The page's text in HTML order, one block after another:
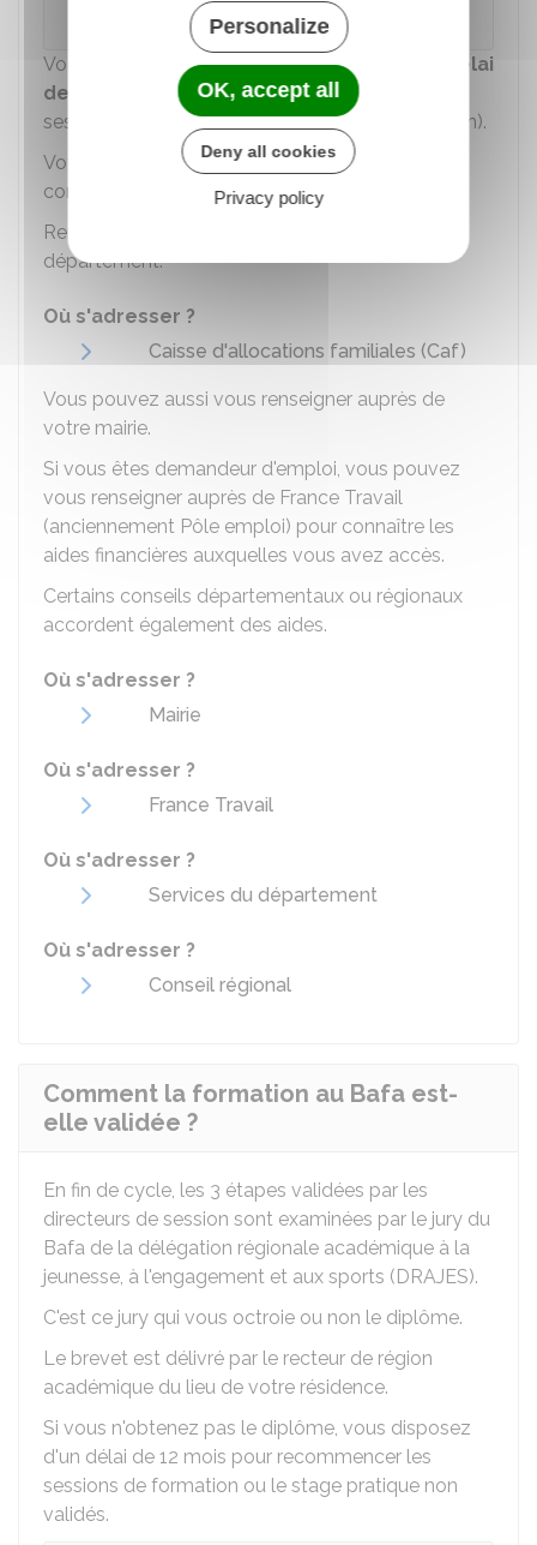
Caisse nationale des allocations familiales (Cnaf)
Vous devez envoyer votre demande dans un
délai
de 3 mois
maximum après votre inscription à la
session d'approfondissement (ou de qualification).
Votre Caf locale peut vous accorder une aide
complémentaire.
Renseignez-vous auprès de la Caf de votre
département.
Où s'adresser ?
Caisse d'allocations familiales (Caf)
Vous pouvez aussi vous renseigner auprès de
votre mairie.
Si vous êtes demandeur d'emploi, vous pouvez
vous renseigner auprès de France Travail
(anciennement Pôle emploi) pour connaître les
aides financières auxquelles vous avez accès.
Certains conseils départementaux ou régionaux
accordent également des aides.
Où s'adresser ?
Mairie
Où s'adresser ?
France Travail
Où s'adresser ?
Services du département
Où s'adresser ?
Conseil régional
Comment la formation au Bafa est-
elle validée ?
En fin de cycle, les 3 étapes validées par les
directeurs de session sont examinées par le jury du
Bafa de la délégation régionale académique à la
jeunesse, à l'engagement et aux sports (DRAJES).
C'est ce jury qui vous octroie ou non le diplôme.
Le brevet est délivré par le recteur de région
académique du lieu de votre résidence.
Si vous n'obtenez pas le diplôme, vous disposez
d'un délai de 12 mois pour recommencer les
sessions de formation ou le stage pratique non
validés.
Personalize
OK, accept all
Deny all cookies
Privacy policy